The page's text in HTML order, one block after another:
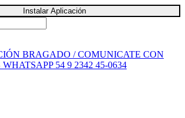
Instalar Aplicación
BRAGADO / COMUNICATE CON
WHATSAPP 54 9 2342 45-0634